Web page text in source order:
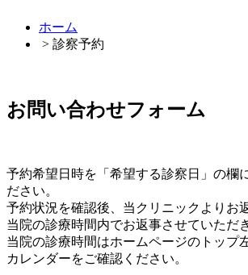
ホーム
> 診察予約
お問い合わせフォーム
予約希望日時を「希望する診察日」の欄
ださい。
予約状況を確認後、当クリニックよりお
当院の診療時間内でお返事させていただ
当院の診療時間はホームページのトップ
カレンダーをご確認ください。